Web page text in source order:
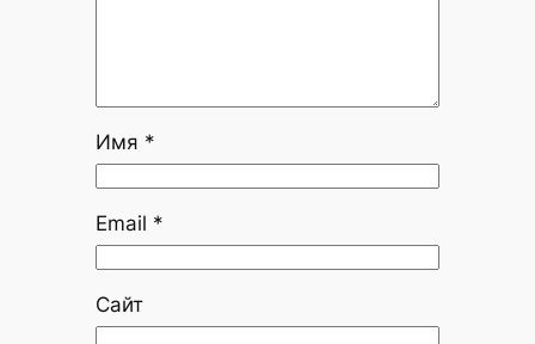
Имя *
Email *
Сайт